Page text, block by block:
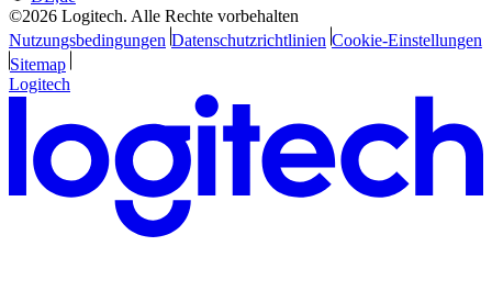
©2026 Logitech. Alle Rechte vorbehalten
Nutzungsbedingungen Datenschutzrichtlinien Cookie-Einstellungen
Sitemap
Logitech